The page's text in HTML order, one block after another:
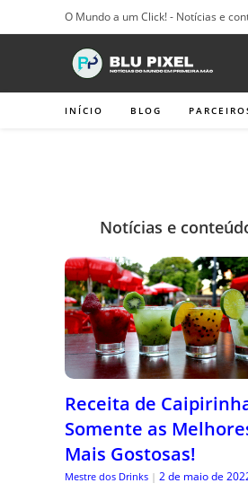
para
O Mundo a um Click! - Notícias e
INÍCIO BLOG
Notícias e
Receita de
Somente as
Mais Gostosas!
Mestre dos Drinks | 2 de maio de